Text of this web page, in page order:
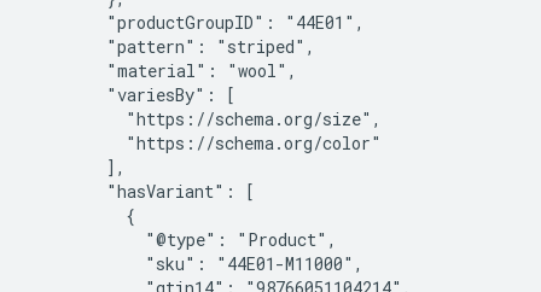
        "productGroupID": "44E01",
        "pattern": "striped",
        "material": "wool",
        "variesBy": [
          "https://schema.org/size",
          "https://schema.org/color"
        ],
        "hasVariant": [
          {
            "@type": "Product",
            "sku": "44E01-M11000",